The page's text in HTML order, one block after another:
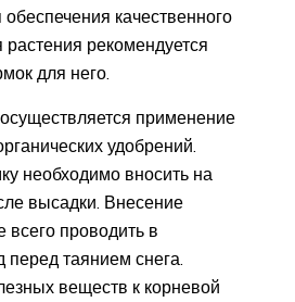
качественного
растения рекомендуется
для него.
применение
удобрений.
необходимо вносить на
высадки. Внесение
проводить в
таянием снега.
веществ к корневой